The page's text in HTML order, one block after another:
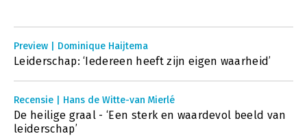
Preview | Dominique Haijtema
Leiderschap: ‘Iedereen heeft zijn eigen waarheid’
Recensie | Hans de Witte-van Mierlé
De heilige graal - ‘Een sterk en waardevol beeld van
leiderschap’